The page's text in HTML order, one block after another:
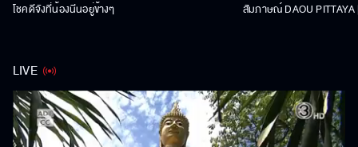
โชคดีจังที่น้องนีนอยู่ข้างๆ สัมภาษณ์ DAOU PITTAYA
LIVE